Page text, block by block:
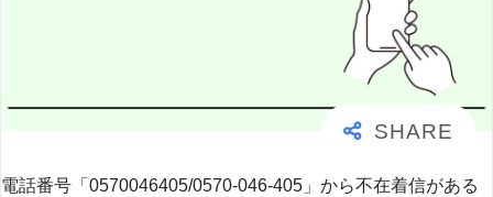
電話番号「0570046405/0570-046-405」から不在着信がある